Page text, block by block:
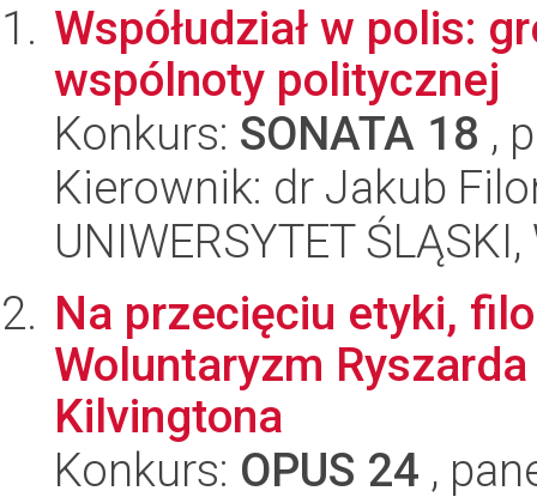
Współudział w polis:
wspólnoty politycznej
Konkurs: SONATA 18 ,
Kierownik: dr Jakub
UNIWERSYTET
Na przecięciu etyki,
Woluntaryzm
Kilvingtona
Konkurs: OPUS 24 ,